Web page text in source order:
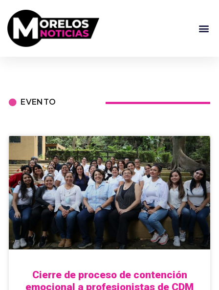
EVENTO
Cierre de proceso de contención
emocional a profesionistas de CDM